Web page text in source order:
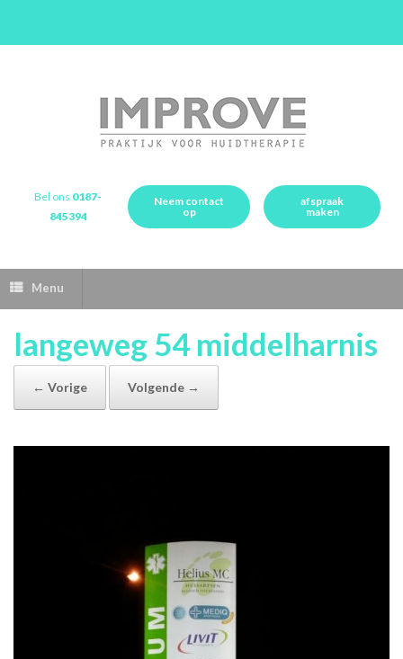
Bel ons 0187-
845394
Neem contact
op
afspraak
maken
Menu
langeweg 54 middelharnis
← Vorige Volgende →